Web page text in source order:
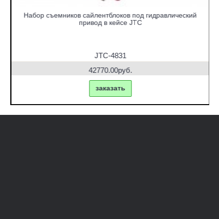
Набор съемников сайлентблоков под гидравлический
привод в кейсе JTC
JTC-4831
42770.00руб.
заказать